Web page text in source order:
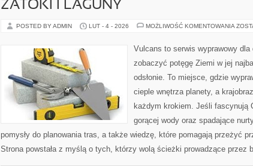
ZATOKI I LAGUNY
POSTED BY ADMIN LUT - 4 - 2026 MOŻLIWOŚĆ KOMENTOWANIA
Vulcans to serwis wyprawowy
zobaczyć potęgę Ziemi w jej
odsłonie. To miejsce, gdzie
cieple wnętrza planety, a
każdym krokiem. Jeśli fascynują
gorącej wody oraz spadające
pomysły do planowania tras, a także wiedzę, które pomagają przeżyć
Strona powstała z myślą o tych, którzy wolą ścieżki prowadzące przez